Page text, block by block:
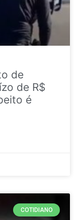
de
de R$
é
COTIDIANO